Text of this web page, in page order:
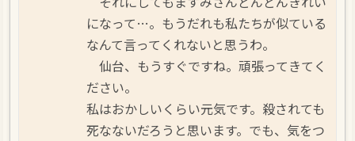
になって…。もうだれも私たちが似ている
なんて言ってくれないと思うわ。
仙台、もうすぐですね。頑張ってきてく
ださい。
私はおかしいくらい元気です。殺されても
死なないだろうと思います。でも、気をつ